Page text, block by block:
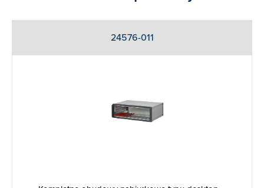
24576-011